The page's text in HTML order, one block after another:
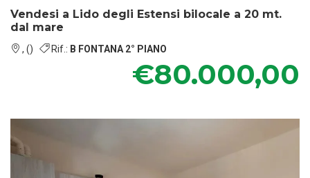
Vendesi a Lido degli Estensi bilocale a 20 mt.
dal mare
, () Rif.: B FONTANA 2° PIANO
€80.000,00